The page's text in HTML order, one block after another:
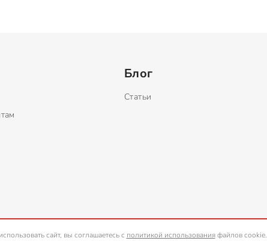
Блог
Статьи
сайт, вы соглашаетесь с политикой использованияфайлов cookie.